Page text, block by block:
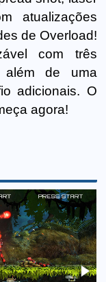
atualizações
de Overload!
com três
além de uma
adicionais. O
agora!